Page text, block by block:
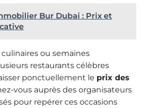
Bur Dubai : Prix et
ou semaines
restaurants célèbres
ponctuellement le prix des
vous auprès des organisateurs
pour repérer ces occasions